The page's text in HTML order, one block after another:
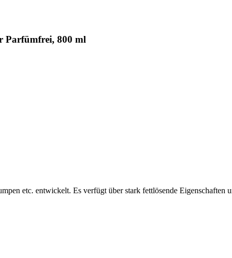
Parfümfrei, 800 ml
etc. entwickelt. Es verfügt über stark fettlösende Eigenschaften